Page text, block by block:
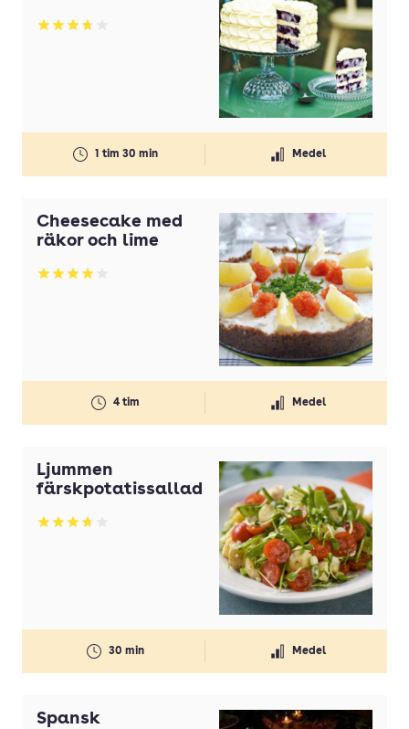
Betyg: 3.74 av 5
1 tim 30 min Medel
Cheesecake med
räkor och lime
Betyg: 4.08 av 5
4 tim Medel
Ljummen
färskpotatissallad
Betyg: 3.76 av 5
30 min Medel
Spansk